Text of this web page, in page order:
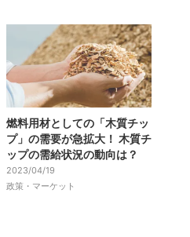
燃料用材としての「木質チッ
プ」の需要が急拡大！ 木質チ
ップの需給状況の動向は？
2023/04/19
政策・マーケット